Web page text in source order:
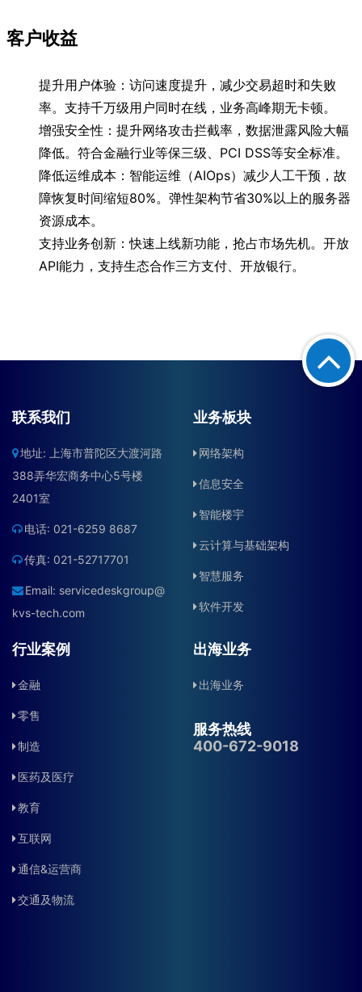
联系我们
地址: 上海市普陀区大渡河路
388弄华宏商务中心5号楼
2401室
电话: 021-6259 8687
传真: 021-52717701
Email: servicedeskgroup@
kvs-tech.com
业务板块
网络架构
信息安全
智能楼宇
云计算与基础架构
智慧服务
软件开发
行业案例
金融
零售
制造
医药及医疗
教育
互联网
通信&运营商
交通及物流
出海业务
出海业务
服务热线
400-672-9018